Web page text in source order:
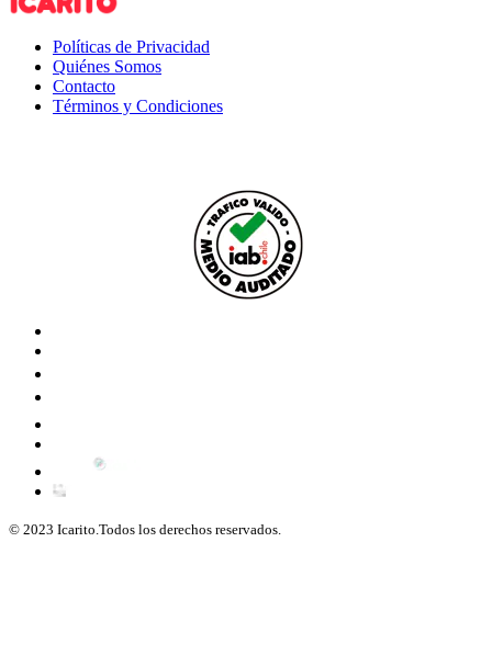
Políticas de Privacidad
Quiénes Somos
Contacto
Términos y Condiciones
© 2023 Icarito.Todos los derechos reservados.